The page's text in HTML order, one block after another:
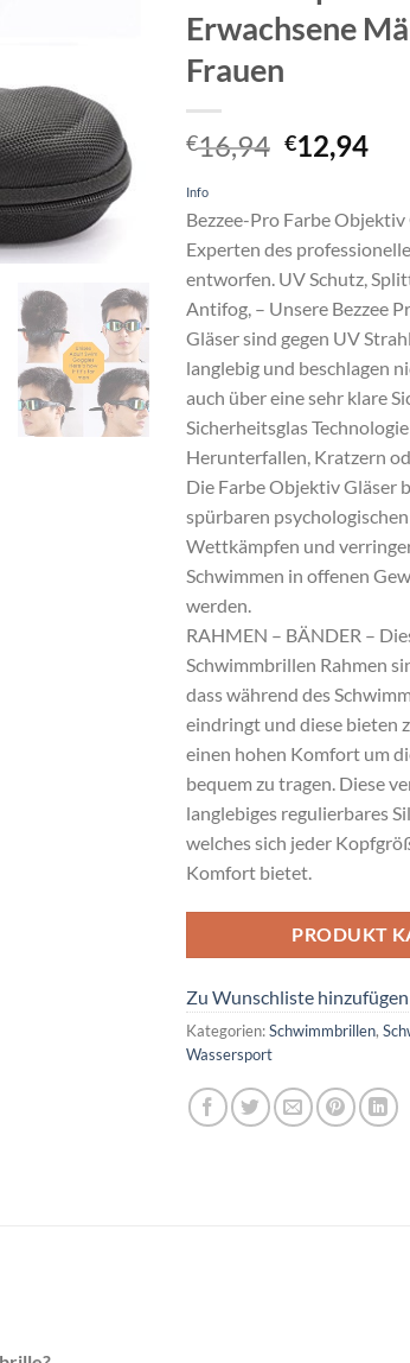
Erwachsene
Frauen
€16,94
Preis
€16,94
€12,94
Info
Bezzee-Pro Farbe
Experten des
entworfen. UV Schutz,
Antifog, – Unsere Bezzee
Gläser sind gegen UV
langlebig und beschlagen
auch über eine sehr klare
Sicherheitsglas
Herunterfallen, Kratzern
Die Farbe Objektiv Gläser
spürbaren
Wettkämpfen und
Schwimmen in offenen
werden.
RAHMEN – BÄNDER –
Schwimmbrillen Rahmen
dass während des
eindringt und diese bieten
einen hohen Komfort um
bequem zu tragen. Diese
langlebiges regulierbares
welches sich jeder
Komfort bietet.
PRODUKT
Zu Wunschliste hinzufügen
Kategorien:Schwimmbrillen,
Wassersport